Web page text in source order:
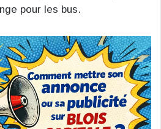
pour les bus.